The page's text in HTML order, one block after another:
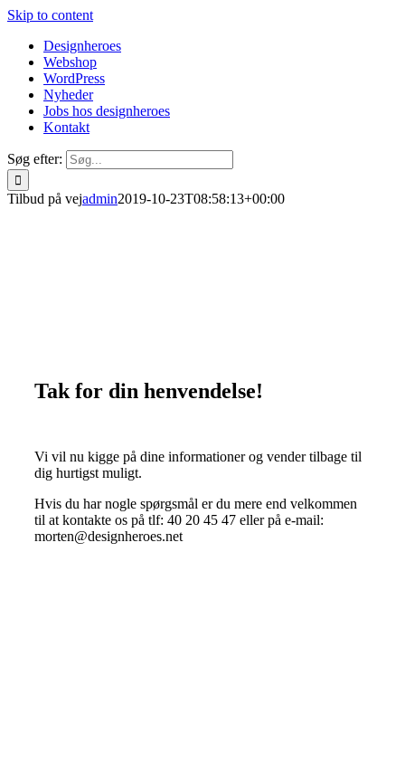
Skip to content
Designheroes
Webshop
WordPress
Nyheder
Jobs hos designheroes
Kontakt
Søg efter:
Tilbud på vejadmin2019-10-23T08:58:13+00:00
Tak for din henvendelse!
Vi vil nu kigge på dine informationer og vender tilbage til
dig hurtigst muligt.
Hvis du har nogle spørgsmål er du mere end velkommen
til at kontakte os på tlf: 40 20 45 47 eller på e-mail:
morten@designheroes.net